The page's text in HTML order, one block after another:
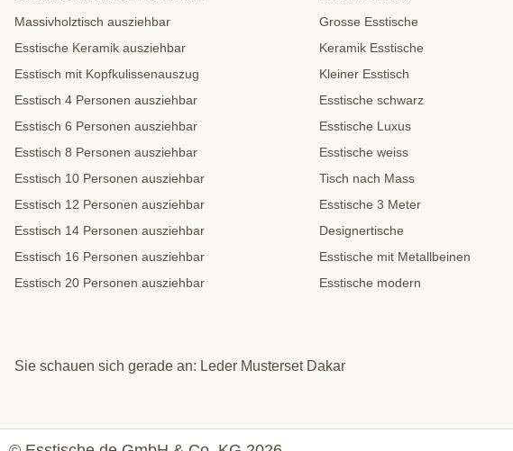
Massivholztisch ausziehbar
Esstische Keramik ausziehbar
Esstisch mit Kopfkulissenauszug
Esstisch 4 Personen ausziehbar
Esstisch 6 Personen ausziehbar
Esstisch 8 Personen ausziehbar
Esstisch 10 Personen ausziehbar
Esstisch 12 Personen ausziehbar
Esstisch 14 Personen ausziehbar
Esstisch 16 Personen ausziehbar
Esstisch 20 Personen ausziehbar
Grosse Esstische
Keramik Esstische
Kleiner Esstisch
Esstische schwarz
Esstische Luxus
Esstische weiss
Tisch nach Mass
Esstische 3 Meter
Designertische
Esstische mit Metallbeinen
Esstische modern
Sie schauen sich gerade an: Leder Musterset Dakar